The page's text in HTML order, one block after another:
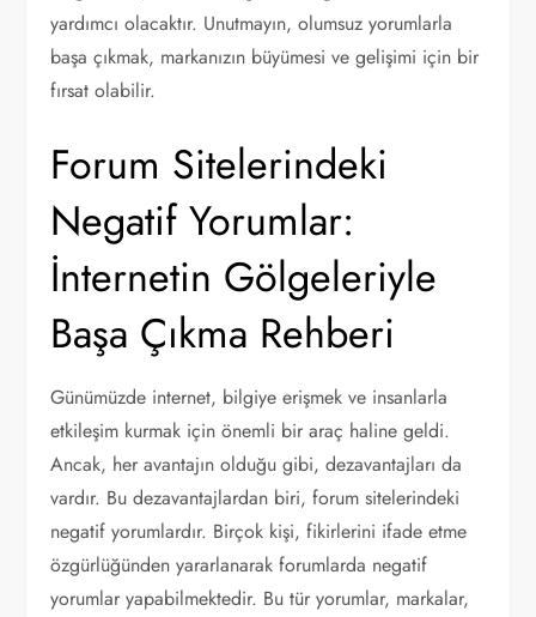
yardımcı olacaktır. Unutmayın, olumsuz yorumlarla
başa çıkmak, markanızın büyümesi ve gelişimi için bir
fırsat olabilir.
Forum Sitelerindeki
Negatif Yorumlar:
İnternetin Gölgeleriyle
Başa Çıkma Rehberi
Günümüzde internet, bilgiye erişmek ve insanlarla
etkileşim kurmak için önemli bir araç haline geldi.
Ancak, her avantajın olduğu gibi, dezavantajları da
vardır. Bu dezavantajlardan biri, forum sitelerindeki
negatif yorumlardır. Birçok kişi, fikirlerini ifade etme
özgürlüğünden yararlanarak forumlarda negatif
yorumlar yapabilmektedir. Bu tür yorumlar, markalar,